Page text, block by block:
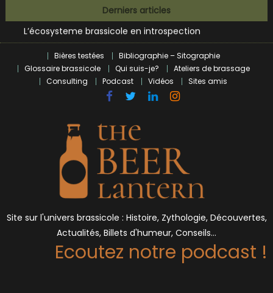
to
content
Derniers articles
L’écosysteme brassicole en introspection
Zoumaï : pionnier de la révolution craft à Marseille
BrewDog racheté par Tilray pour une bouchée de pain ?
Bières et célébrités
Bières testées
Bibliographie – Sitographie
Glossaire brassicole
Qui suis-je?
Ateliers de brassage
Consulting
Podcast Vidéos Sites amis
Site sur l'univers brassicole : Histoire, Zythologie, Découvertes,
Actualités, Billets d'humeur, Conseils…
Ecoutez notre podcast !